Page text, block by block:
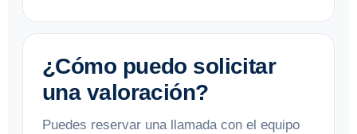
¿Cómo puedo solicitar
una valoración?
Puedes reservar una llamada con el equipo